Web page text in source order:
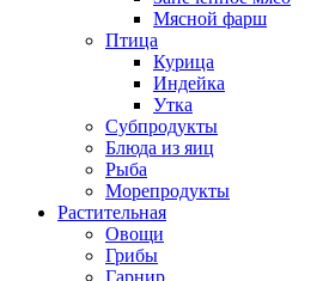
Мясной фарш
Птица
Курица
Индейка
Утка
Субпродукты
Блюда из яиц
Рыба
Морепродукты
Растительная
Овощи
Грибы
Гарнир